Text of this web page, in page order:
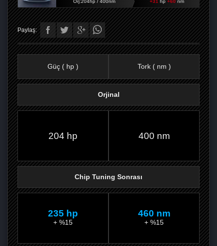
Orj:204hp / 400nm +31 hp +60 nm
Paylaş:
Güç ( hp ) Tork ( nm )
Orjinal
204 hp 400 nm
Chip Tuning Sonrası
235 hp
+ %15
460 nm
+ %15